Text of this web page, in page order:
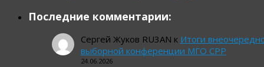
Последние комментарии:
Сергей Жуков RU3AN к Итоги
выборной конференции МГО СРР
24.06.2026